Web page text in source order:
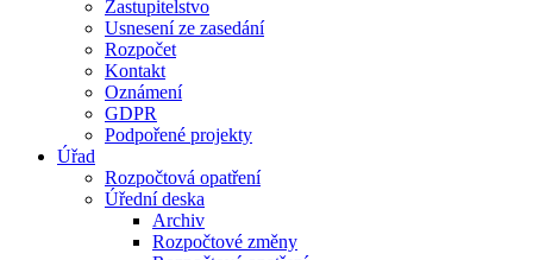
Zastupitelstvo
Usnesení ze zasedání
Rozpočet
Kontakt
Oznámení
GDPR
Podpořené projekty
Úřad
Rozpočtová opatření
Úřední deska
Archiv
Rozpočtové změny